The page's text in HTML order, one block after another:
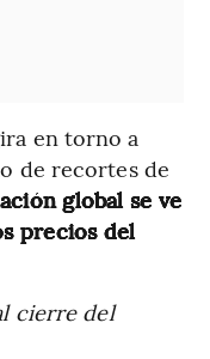
en torno a
de recortes de
global se ve
precios del
cierre del